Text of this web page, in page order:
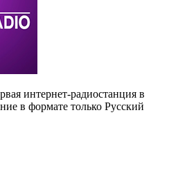
интернет-радиостанция в
в формате только Русский